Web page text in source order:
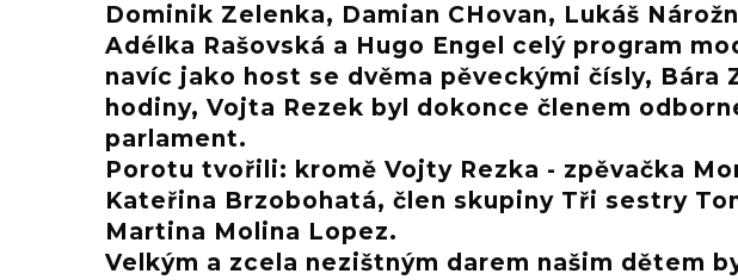
Dominik Zelenka, Damian CHovan, Lukáš
Adélka Rašovská a Hugo Engel celý program
navíc jako host se dvěma pěveckými čísly,
hodiny, Vojta Rezek byl dokonce členem
parlament.
Porotu tvořili: kromě Vojty Rezka - zpěvačka
Kateřina Brzobohatá, člen skupiny Tři sestry
Martina Molina Lopez.
Velkým a zcela nezištným darem našim dětem